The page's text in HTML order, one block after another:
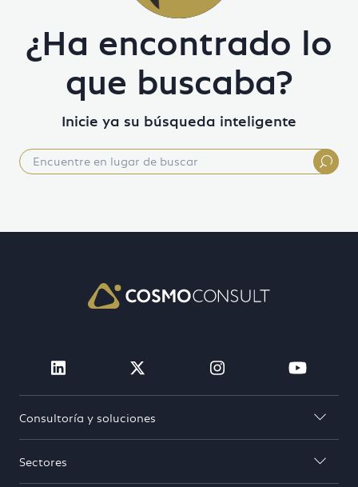
¿Ha encontrado lo
que buscaba?
Inicie ya su búsqueda inteligente
Visit Cosmo Consult on linkedin
Visit Cosmo Consult on
Visit CosmoVisit

Consultoría y soluciones

Sectores